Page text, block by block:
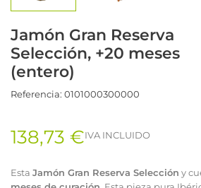
Jamón Gran Reserva
Selección, +20 meses
(entero)
Referencia: 0101000300000
138,73 €IVA INCLUIDO
Esta Jamón Gran Reserva Selección y